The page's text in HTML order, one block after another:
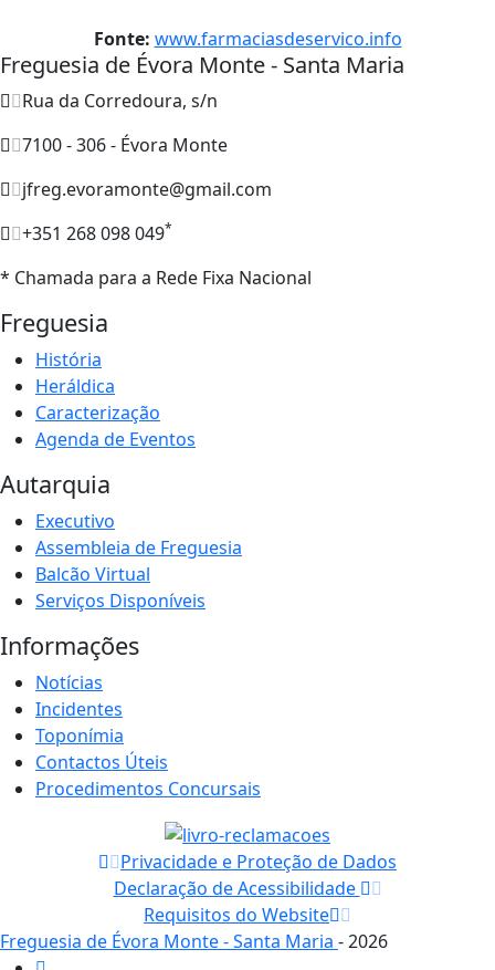
Fonte: www.farmaciasdeservico.info
Freguesia de Évora Monte - Santa Maria
Rua da Corredoura, s/n
7100 - 306 - Évora Monte
jfreg.evoramonte@gmail.com
+351 268 098 049*
* Chamada para a Rede Fixa Nacional
Freguesia
História
Heráldica
Caracterização
Agenda de Eventos
Autarquia
Executivo
Assembleia de Freguesia
Balcão Virtual
Serviços Disponíveis
Informações
Notícias
Incidentes
Toponímia
Contactos Úteis
Procedimentos Concursais
Privacidade e Proteção de Dados
Declaração de Acessibilidade
Requisitos do Website
Freguesia de Évora Monte - Santa Maria - 2026